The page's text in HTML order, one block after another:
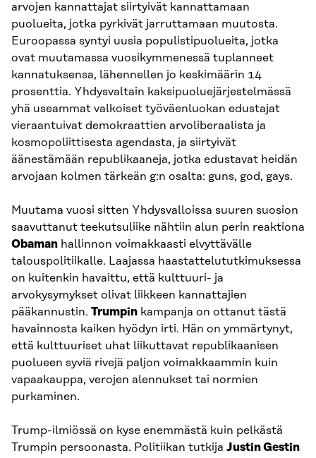
arvojen kannattajat siirtyivät kannattamaan
puolueita, jotka pyrkivät jarruttamaan muutosta.
Euroopassa syntyi uusia populistipuolueita, jotka
ovat muutamassa vuosikymmenessä tuplanneet
kannatuksensa, lähennellen jo keskimäärin 14
prosenttia. Yhdysvaltain kaksipuoluejärjestelmässä
yhä useammat valkoiset työväenluokan edustajat
vieraantuivat demokraattien arvoliberaalista ja
kosmopoliittisesta agendasta, ja siirtyivät
äänestämään republikaaneja, jotka edustavat heidän
arvojaan kolmen tärkeän g:n osalta: guns, god, gays.
Muutama vuosi sitten Yhdysvalloissa suuren suosion
saavuttanut teekutsuliike nähtiin alun perin reaktiona
Obaman hallinnon voimakkaasti elvyttävälle
talouspolitiikalle. Laajassa haastattelututkimuksessa
on kuitenkin havaittu, että kulttuuri- ja
arvokysymykset olivat liikkeen kannattajien
pääkannustin. Trumpin kampanja on ottanut tästä
havainnosta kaiken hyödyn irti. Hän on ymmärtynyt,
että kulttuuriset uhat liikuttavat republikaanisen
puolueen syviä rivejä paljon voimakkaammin kuin
vapaakauppa, verojen alennukset tai normien
purkaminen.
Trump-ilmiössä on kyse enemmästä kuin pelkästä
Trumpin persoonasta. Politiikan tutkija Justin Gestin